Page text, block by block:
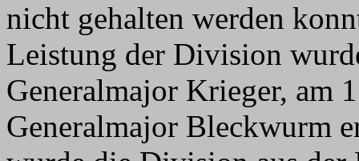
nicht gehalten werden
Leistung der Division
Generalmajor Krieger, am
Generalmajor Bleckwurm